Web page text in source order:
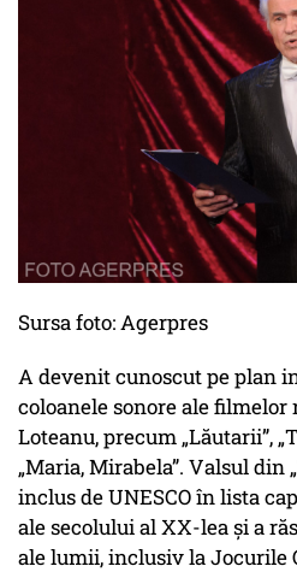
Sursa foto: Agerpres
A devenit cunoscut pe plan
coloanele sonore ale filmelor
Loteanu, precum „Lăutarii”,
„Maria, Mirabela”. Valsul din
inclus de UNESCO în lista
ale secolului al XX-lea și a
ale lumii, inclusiv la Jocurile